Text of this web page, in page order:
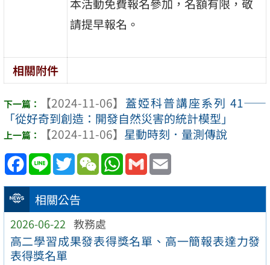
相關公告
2026-06-22 教務處
高二學習成果發表得獎名單、高一簡報表達力發
表得獎名單
本活動免費報名參加，名額有限，敬
請提早報名。
相關附件
【2024-11-06】 蓋婭科普講座系列 41——
「從好奇到創造：開發自然災害的統計模型」
【2024-11-06】 星動時刻．量測傳說
Facebook
Line TwitterWeChatWhatsApp
Gmail